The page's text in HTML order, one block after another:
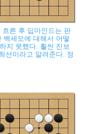
른 후 딥마인드는 판
백세모에 대해서 어떻
지 못했다. 훨씬 진보
선이라고 알려준다. 정